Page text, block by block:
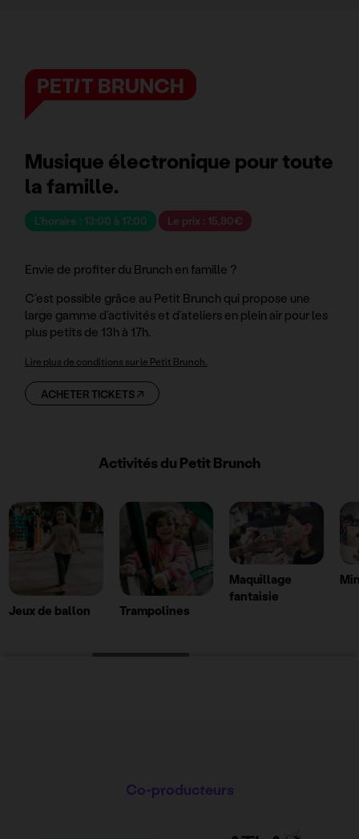
PETIT BRUNCH
Musique électronique pour toute
la famille.
L’horaire : 13:00 à 17:00 Le prix : 15,90€
Envie de profiter du Brunch en famille ?
C’est possible grâce au Petit Brunch qui propose une
large gamme d’activités et d’ateliers en plein air pour les
plus petits de 13h à 17h.
Lire plus de conditions sur le Petit Brunch.
ACHETER TICKETS
Activités du Petit Brunch
Jeux de ballon Trampolines
Maquillage
fantaisie
Co-producteurs